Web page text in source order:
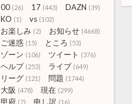
00 (26) 17 (443) DAZN (39)
KO (1) vs (102)
お楽しみ (2) お知らせ (4668)
ご迷惑 (15) ところ (53)
ゾーン (106) ツイート (376)
ヘルプ (253) ライブ (649)
リーグ (121) 問題 (1744)
大阪 (478) 現在 (299)
甲府 (7) 申し訳 (16)